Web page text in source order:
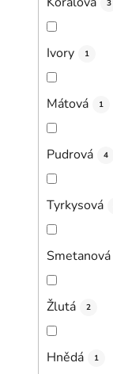
3
Ivory 1
Mátová 1
Pudrová 4
Tyrkysová
Smetanová
Žlutá 2
Hnědá 1